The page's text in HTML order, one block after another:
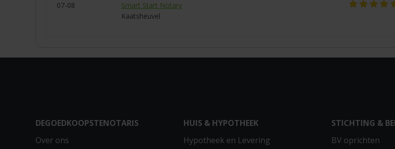
07-08
Smart Start Notary
Kaatsheuvel
DEGOEDKOOPSTENOTARIS
Over ons
HUIS & HYPOTHEEK
Hypotheek en Levering
STICHTING &
BV oprichten